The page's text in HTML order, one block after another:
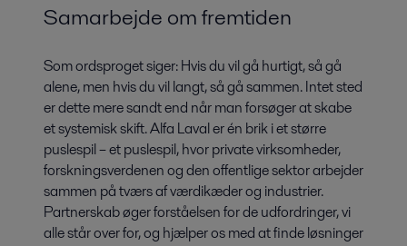
Samarbejde om fremtiden
Som ordsproget siger: Hvis du vil gå hurtigt, så gå
alene, men hvis du vil langt, så gå sammen. Intet sted
er dette mere sandt end når man forsøger at skabe
et systemisk skift. Alfa Laval er én brik i et større
puslespil – et puslespil, hvor private virksomheder,
forskningsverdenen og den offentlige sektor arbejder
sammen på tværs af værdikæder og industrier.
Partnerskab øger forståelsen for de udfordringer, vi
alle står over for, og hjælper os med at finde løsninger